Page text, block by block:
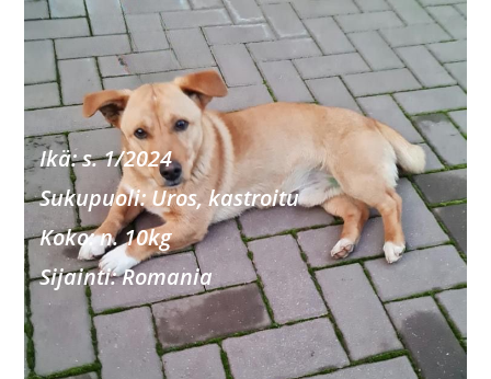
Ikä: s. 1/2024
Sukupuoli: Uros, kastroitu
Koko: n. 10kg
Sijainti: Romania